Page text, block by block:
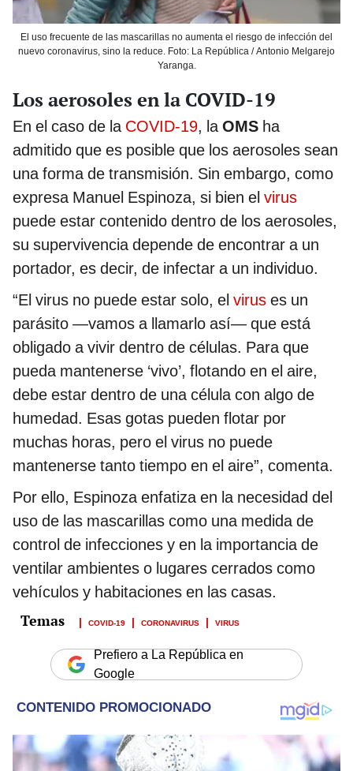
El uso frecuente de las mascarillas no aumenta el riesgo de infección del
nuevo coronavirus, sino la reduce. Foto: La República / Antonio Melgarejo
Yaranga.
Los aerosoles en la COVID-19
En el caso de la COVID-19, laOMS ha
admitido que es posible que los aerosoles sean
una forma de transmisión. Sin embargo, como
expresa Manuel Espinoza, si bien el virus
puede estar contenido dentro de los aerosoles,
su supervivencia depende de encontrar a un
portador, es decir, de infectar a un individuo.
“El virus no puede estar solo, el virus es un
parásito —vamos a llamarlo así— que está
obligado a vivir dentro de células. Para que
pueda mantenerse ‘vivo’, flotando en el aire,
debe estar dentro de una célula con algo de
humedad. Esas gotas pueden flotar por
muchas horas, pero el virus no puede
mantenerse tanto tiempo en el aire”, comenta.
Por ello, Espinoza enfatiza en la necesidad del
uso de las mascarillas como una medida de
control de infecciones y en la importancia de
ventilar ambientes o lugares cerrados como
vehículos y habitaciones en las casas.
COVID-19 CORONAVIRUS VIRUS
Prefiero a La República en
Google